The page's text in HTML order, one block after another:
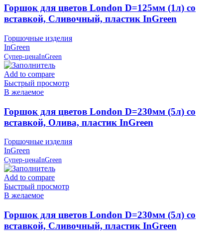
Горшок для цветов London D=125мм (1л) со
вставкой, Сливочный, пластик InGreen
Горшочные изделия
InGreen
Супер-ценаInGreen
Add to compare
Быстрый просмотр
В желаемое
Горшок для цветов London D=230мм (5л) со
вставкой, Олива, пластик InGreen
Горшочные изделия
InGreen
Супер-ценаInGreen
Add to compare
Быстрый просмотр
В желаемое
Горшок для цветов London D=230мм (5л) со
вставкой, Сливочный, пластик InGreen